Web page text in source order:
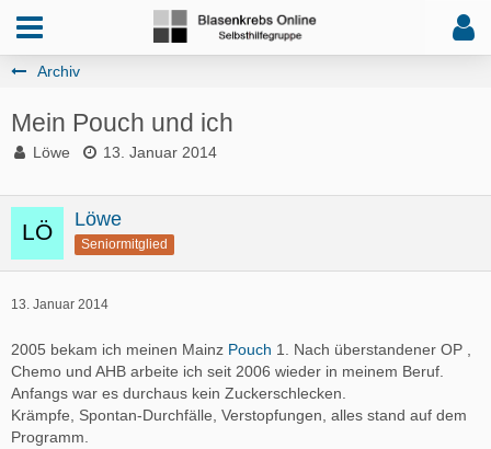
Archiv
Mein Pouch und ich
Löwe 13. Januar 2014
Löwe
Seniormitglied
13. Januar 2014
2005 bekam ich meinen Mainz Pouch 1. Nach überstandener OP ,
Chemo und AHB arbeite ich seit 2006 wieder in meinem Beruf.
Anfangs war es durchaus kein Zuckerschlecken.
Krämpfe, Spontan-Durchfälle, Verstopfungen, alles stand auf dem
Programm.